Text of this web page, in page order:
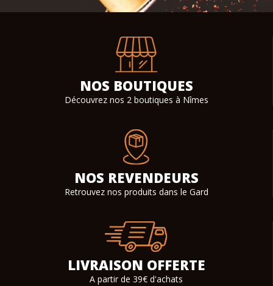
NOS BOUTIQUES
Découvrez nos 2 boutiques à Nîmes
NOS REVENDEURS
Retrouvez nos produits dans le Gard
LIVRAISON OFFERTE
A partir de 39€ d'achats